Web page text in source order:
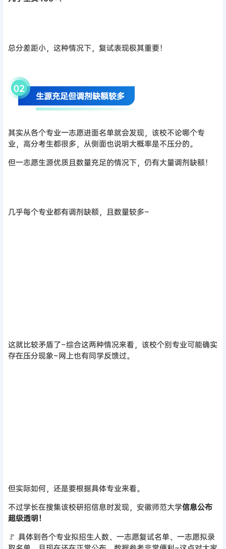
总分差距小，这种情况下，复试表现极其重要！
02
生源充足但调剂缺额较多
其实从各个专业一志愿进面名单就会发现，该校不论哪个专
业，高分考生都很多，从侧面也说明大概率是不压分的。
但一志愿生源优质且数量充足的情况下，仍有大量调剂缺额！
几乎每个专业都有调剂缺额，且数量较多~
不过学长在搜集该校研招信息时发现，安徽师范大学信息公布
超级透明！
以上就是这三所“死亡双非”的具体报考信息。
总的来说：学科实力强悍、又有省市资源支持，社会认可度
高、就业有优势，
大家在选择院校时，务必要结合自身情况衡量。高 分考生众多